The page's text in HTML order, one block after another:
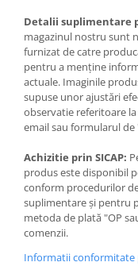
Detalii suplimentare
magazinul nostru sunt
furnizat de catre
pentru a menține
actuale. Imaginile
supuse unor ajustări
observatie referitoare
email sau formularul
Achizitie prin SICAP:
produs este disponibil
conform procedurilor
suplimentare și pentru
metoda de plată "OP
comenzii.
Informatii conformitate